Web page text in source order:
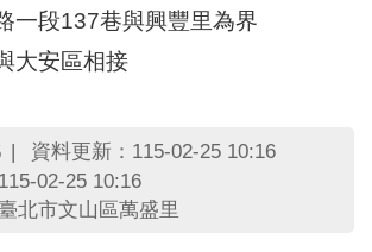
一段137巷與興豐里為界
大安區相接
資料更新：115-02-25 10:16
02-25 10:16
北市文山區萬盛里